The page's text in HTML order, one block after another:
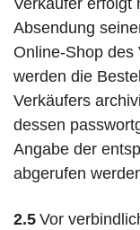
Verkäufer erfolgt
Absendung
Online-Shop des
werden die
Verkäufers
dessen
Angabe der
abgerufen
2.5 Vor